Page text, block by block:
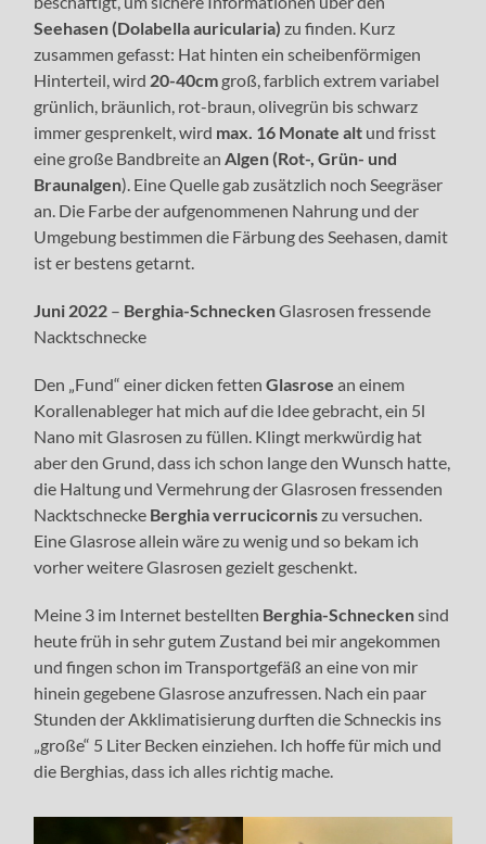
Seehasen (Dolabella auricularia) zu finden. Kurz
zusammen gefasst: Hat hinten ein scheibenförmigen
Hinterteil, wird 20-40cm groß, farblich extrem variabel
grünlich, bräunlich, rot-braun, olivegrün bis schwarz
immer gesprenkelt, wird max. 16 Monate alt und frisst
eine große Bandbreite anAlgen (Rot-, Grün- und
Braunalgen). Eine Quelle gab zusätzlich noch Seegräser
an. Die Farbe der aufgenommenen Nahrung und der
Umgebung bestimmen die Färbung des Seehasen, damit
ist er bestens getarnt.
Juni 2022 – Berghia-SchneckenGlasrosen fressende
Nacktschnecke
Den „Fund“ einer dicken fetten Glasrosean einem
Korallenableger hat mich auf die Idee gebracht, ein 5l
Nano mit Glasrosen zu füllen. Klingt merkwürdig hat
aber den Grund, dass ich schon lange den Wunsch hatte,
die Haltung und Vermehrung der Glasrosen fressenden
Nacktschnecke Berghia verrucicorniszu versuchen.
Eine Glasrose allein wäre zu wenig und so bekam ich
vorher weitere Glasrosen gezielt geschenkt.
Meine 3 im Internet bestellten Berghia-Schneckensind
heute früh in sehr gutem Zustand bei mir angekommen
und fingen schon im Transportgefäß an eine von mir
hinein gegebene Glasrose anzufressen. Nach ein paar
Stunden der Akklimatisierung durften die Schneckis ins
„große“ 5 Liter Becken einziehen. Ich hoffe für mich und
die Berghias, dass ich alles richtig mache.